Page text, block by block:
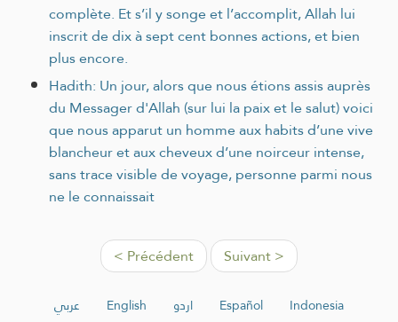
complète. Et s’il y songe et l’accomplit, Allah lui
inscrit de dix à sept cent bonnes actions, et bien
plus encore.
Hadith: Un jour, alors que nous étions assis auprès
du Messager d'Allah (sur lui la paix et le salut) voici
que nous apparut un homme aux habits d’une vive
blancheur et aux cheveux d’une noirceur intense,
sans trace visible de voyage, personne parmi nous
ne le connaissait
< Précédent Suivant >
عربي English اردو Español
Indonesia